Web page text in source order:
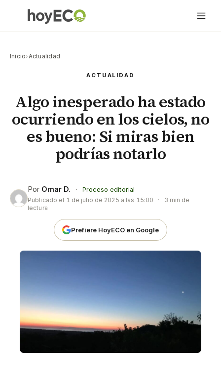
Inicio›Actualidad
ACTUALIDAD
Algo inesperado ha estado
ocurriendo en los cielos, no
es bueno: Si miras bien
podrías notarlo
Por Omar D. ·
Proceso editorial
Publicado el 1 de julio de 2025 a las 15:00 ·
3 min de
lectura
Prefiere HoyECO en Google